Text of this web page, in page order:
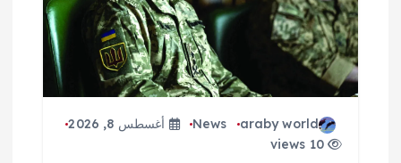
araby world
News
أغسطس 8, 2026
10 views